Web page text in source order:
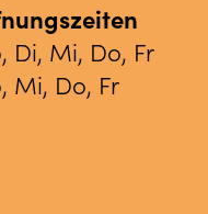
Di, Mi, Do, Fr
Mi, Do, Fr